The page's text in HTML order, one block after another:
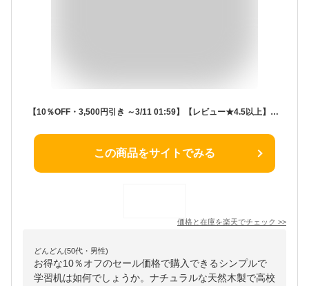
【10％OFF・3,500円引き ～3/11 01:59】【レビュー★4.5以上】【AR対応商品】 学習机 学習デスク 勉強机 つくえ 机 デスク pcデスク シンプル コンパクト 小学生 女の子 男の子 中学生 高校生 無垢 天然木 木製 引き出し 収納 おしゃれ コンセント L-DESK ISSEIKI
この商品をサイトでみる
価格と在庫を楽天でチェック >>
どんどん(50代・男性)
お得な10％オフのセール価格で購入できるシンプルで
学習机は如何でしょうか。ナチュラルな天然木製で高校